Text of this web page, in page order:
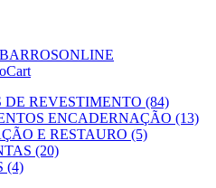
BARROSONLINE
DE REVESTIMENTO (84)
ENCADERNAÇÃO (13)
E RESTAURO (5)
(20)
(4)